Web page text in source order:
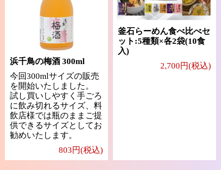
浜千鳥の梅酒 300ml
今回300mlサイズの販売
を開始いたしました。
試し買いしやすく手ごろ
に飲み切れるサイズ、料
飲店様では瓶のままご提
供できるサイズとしてお
勧めいたします。
803円(税込)
釜石らーめん食べ比べセ
ット:5種類×各2袋(10食
入)
2,700円(税込)